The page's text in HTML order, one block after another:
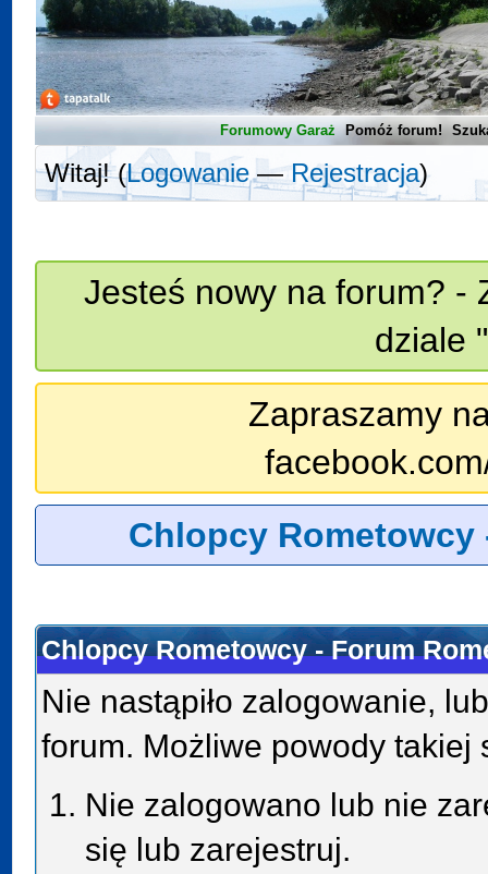
Forumowy Garaż Pomóż forum!
Witaj! (Logowanie—Rejestracja)
Jesteś nowy na forum? -
dziale
Zapraszamy
Chlopcy Rometowcy
Chlopcy Rometowcy - Forum
Nie nastąpiło zalogowanie,
forum. Możliwe powody takiej
Nie zalogowano lub nie
się lub zarejestruj.